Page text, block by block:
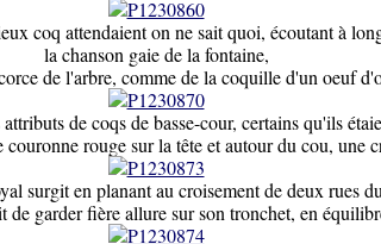
coq attendaient on ne sait quoi, écoutant à
la chanson gaie de la fontaine,
de l'arbre, comme de la coquille d'un oeuf
de coqs de basse-cour, certains qu'ils
rouge sur la tête et autour du cou, une
surgit en planant au croisement de deux rues
de garder fière allure sur son tronchet, en